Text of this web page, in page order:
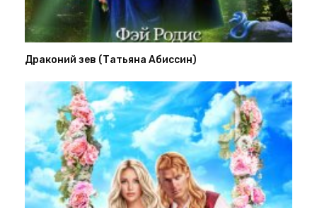
Драконий зев (Татьяна Абиссин)